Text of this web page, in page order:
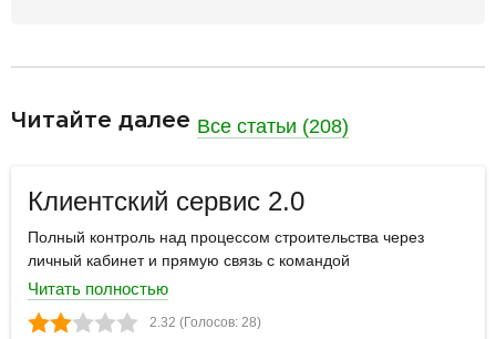
Читайте далее Все статьи (208)
Клиентский сервис 2.0
Полный контроль над процессом строительства через
личный кабинет и прямую связь с командой
Читать полностью
2.32 (Голосов: 28)